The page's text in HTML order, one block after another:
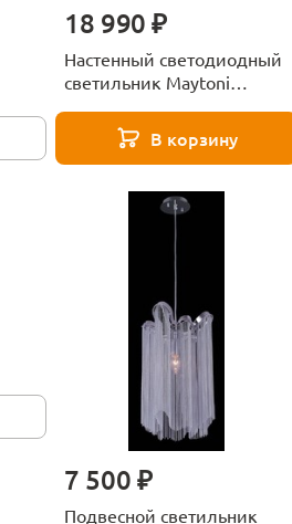
18 990 ₽
Настенный светодиодный
светильник Maytoni
L8BS3K1
В корзину
7 500 ₽
Подвесной светильник